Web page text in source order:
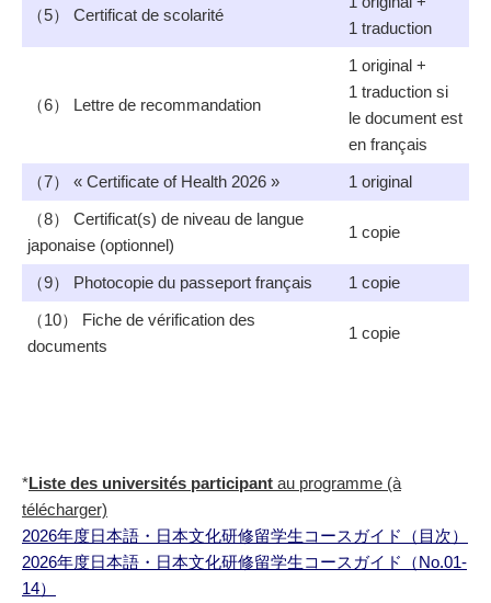
（5） Certificat de scolarité
1 traduction
（6） Lettre de recommandation
1 original +
1 traduction si
le document est
en français
（7） « Certificate of Health 2026 »
1 original
（8） Certificat(s) de niveau de langue
japonaise (optionnel)
1 copie
（9） Photocopie du passeport français
1 copie
（10） Fiche de vérification des
documents
1 copie
*Liste des universités participant au programme (à
télécharger)
2026年度日本語・日本文化研修留学生コースガイド（目次）
2026年度日本語・日本文化研修留学生コースガイド（No.01-
14）